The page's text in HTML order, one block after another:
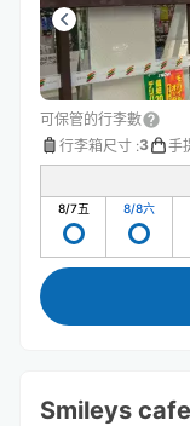
可保管的行李數
行李箱尺寸 :3 手
8/7五 8/8六
Smileys cafe